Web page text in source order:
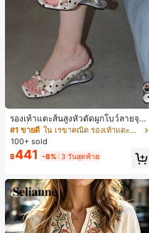
รองเท้าแตะส้นสูงหัวตัดผูกโบว์ลายจุดส
ายเดี่ยวส้นไม่สมมาตรสำหรับผู้หญิง, รอ
งเท้าแตะส้นสูงหนังเทียมสีขาวหรูหรา
สำหรับฤดูร้อน
#1 ขายดี
ใน เรขาคณิต รองเท้าแตะส้นสูงผู้หญิง
100+ sold
฿441 -8% 3 วันสุดท้าย